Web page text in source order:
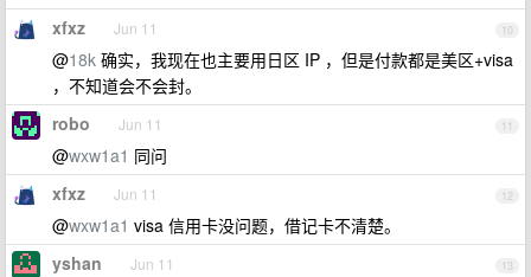
10
xfxz Jun 11
@18k 确实，我现在也主要用日区 IP ，但是付款都是美区+visa
，不知道会不会封。
11
robo Jun 11
@wxw1a1 同问
12
xfxz Jun 11
@wxw1a1 visa 信用卡没问题，借记卡不清楚。
13
yshan Jun 11